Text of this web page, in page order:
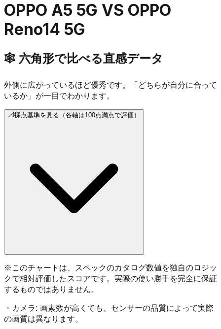
OPPO A5 5G VS OPPO
Reno14 5G
🕸️ 六角形で比べる直感データ
外側に広がっているほど優秀です。「どちらが自分に合って
いるか」が一目でわかります。
📐採点基準を見る（各軸は100点満点で評価）
※ このチャートは、スペックのカタログ数値を独自のロジッ
クで相対評価したスコアです。実際の使い勝手を完全に保証
するものではありません。
・ カメラ: 画素数が高くても、センサーの品質によって実際
の画質は異なります。